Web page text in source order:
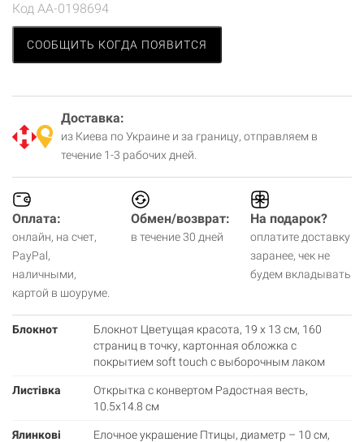
Код AA-0198694
СООБЩИТЬ КОГДА ПОЯВИТСЯ
Доставка:
из Киева по Украине и за границу, отправляем в
течение 1-3 рабочих дней.
Оплата:
онлайн, на счет,
PayPal,
наличными,
картой в шоуруме.
Обмен/возврат:
в течение 30 дней
На подарок?
оплатите доставку
заранее, чек не
будем вкладывать
Блокнот
Блокнот Цветущая красота, 19 х 13 см, 160
страниц в точку, картонная обложка с
покрытием soft touch с выборочным лаком
Листівка
Открытка с конвертом Радостная весть,
10.5х14.8 см
Ялинкові
Елочное украшение Птицы, диаметр – 10 см,